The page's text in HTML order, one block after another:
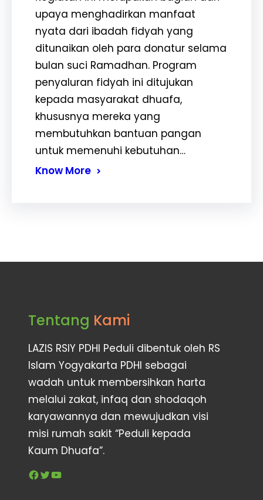
upaya menghadirkan manfaat
nyata dari ibadah fidyah yang
ditunaikan oleh para donatur selama
bulan suci Ramadhan. Program
penyaluran fidyah ini ditujukan
kepada masyarakat dhuafa,
khususnya mereka yang
membutuhkan bantuan pangan
untuk memenuhi kebutuhan…
Know More
Tentang Kami
LAZIS RSIY PDHI Peduli dibentuk oleh RS
Islam Yogyakarta PDHI sebagai
wadah untuk membersihkan harta
melalui zakat, infaq dan shodaqoh
karyawannya dan mewujudkan visi
misi rumah sakit “Peduli kepada
Kaum Dhuafa”.
Facebook Twitter YouTube